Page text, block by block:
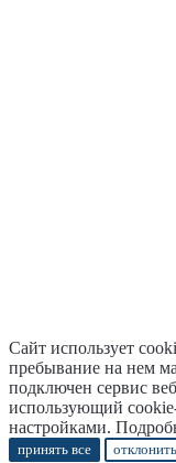
Сайт использует
пребывание на нем
подключен сервис
использующий
настройками.
принять все
отклонить